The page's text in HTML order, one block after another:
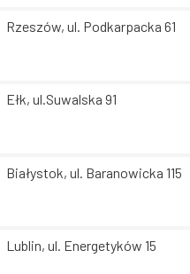
Rzeszów, ul. Podkarpacka 61
Ełk, ul.Suwalska 91
Białystok, ul. Baranowicka 115
Lublin, ul. Energetyków 15